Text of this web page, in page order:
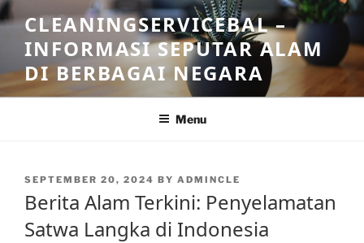
Skip
to
content
CLEANINGSERVICEBAL –
INFORMASI SEPUTAR ALAM
DI BERBAGAI NEGARA
Menu
POSTED
SEPTEMBER 20, 2024 BY ADMINCLE
Berita Alam Terkini: Penyelamatan
Satwa Langka di Indonesia